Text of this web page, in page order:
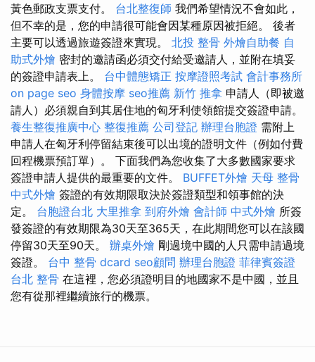
黃色郵政支票支付。 台北整復師 我們希望情況不會如此，
但不幸的是，您的申請很可能會因某種原因被拒絕。 後者
主要可以透過旅遊簽證來實現。 北投 整骨 外燴自助餐 自
助式外燴 密封的邀請函必須交付給受邀請人，並附在填妥
的簽證申請表上。 台中體態矯正 按摩證照考試 會計事務所
on page seo 身體按摩 seo推薦 新竹 推拿 申請人（即被邀
請人）必須親自到其居住地的匈牙利使領館提交簽證申請。
養生整復推廣中心 整復推薦 公司登記 辦理台胞證 需附上
申請人在匈牙利停留結束後可以出境的證明文件（例如付費
回程機票預訂單）。 下面我們為您收集了大多數國家要求
簽證申請人提供的最重要的文件。 BUFFET外燴 天母 整骨
中式外燴 簽證的有效期限取決於簽證類型和領事館的決
定。 台胞證台北 大里推拿 到府外燴 會計師 中式外燴 所簽
發簽證的有效期限為30天至365天，在此期間您可以在該國
停留30天至90天。 辦桌外燴 剛過境中國的人只需申請過境
簽證。 台中 整骨 dcard seo顧問 辦理台胞證 菲律賓簽證
台北 整骨 在這裡，您必須證明目的地國家不是中國，並且
您有從那裡繼續旅行的機票。